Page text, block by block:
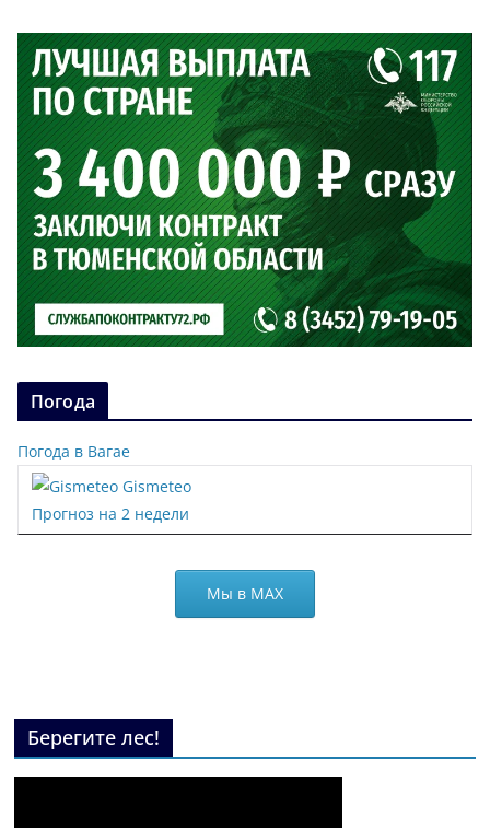
Погода
Погода в Вагае
Gismeteo
Прогноз на 2 недели
Мы в МАХ
Берегите лес!